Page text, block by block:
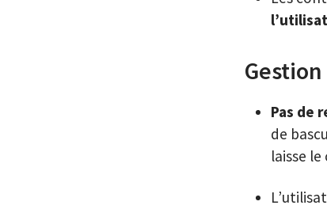
Pas de
de
laisse